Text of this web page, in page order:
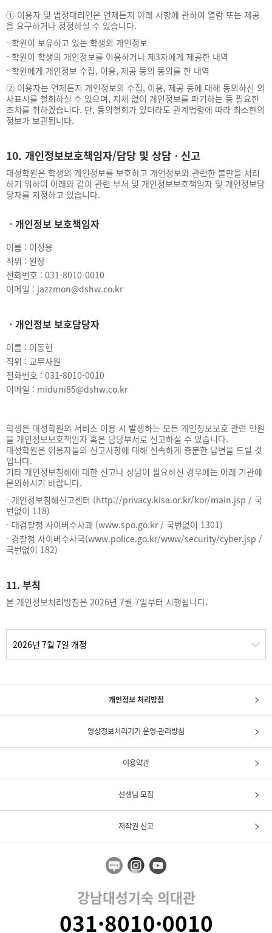
① 이용자 및 법정대리인은 언제든지 아래 사항에 관하여 열람 또는 제공
을 요구하거나 정정하실 수 있습니다.
- 학원이 보유하고 있는 학생의 개인정보
- 학원이 학생의 개인정보를 이용하거나 제3자에게 제공한 내역
- 학원에게 개인정보 수집, 이용, 제공 등의 동의를 한 내역
② 이용자는 언제든지 개인정보의 수집, 이용, 제공 등에 대해 동의하신 의
사표시를 철회하실 수 있으며, 지체 없이 개인정보를 파기하는 등 필요한
조치를 취하겠습니다. 단, 동의철회가 있더라도 관계법령에 따라 최소한의
정보가 보관됩니다.
10. 개인정보보호책임자/담당 및 상담ㆍ신고
대성학원은 학생의 개인정보를 보호하고 개인정보와 관련한 불만을 처리
하기 위하여 아래와 같이 관련 부서 및 개인정보보호책임자 및 개인정보담
당자를 지정하고 있습니다.
ㆍ개인정보 보호책임자
이름 : 이정용
직위 : 원장
전화번호 : 031-8010-0010
이메일 : jazzmon@dshw.co.kr
ㆍ개인정보 보호담당자
이름 : 이동현
직위 : 교무사원
전화번호 : 031-8010-0010
이메일 : miduni85@dshw.co.kr
학생은 대성학원의 서비스 이용 시 발생하는 모든 개인정보보호 관련 민원
을 개인정보보호책임자 혹은 담당부서로 신고하실 수 있습니다.
대성학원은 이용자들의 신고사항에 대해 신속하게 충분한 답변을 드릴 것
입니다.
기타 개인정보침해에 대한 신고나 상담이 필요하신 경우에는 아래 기관에
문의하시기 바랍니다.
- 개인정보침해신고센터 (http://privacy.kisa.or.kr/kor/main.jsp / 국
번없이 118)
- 대검찰청 사이버수사과 (www.spo.go.kr / 국번없이 1301)
- 경찰청 사이버수사국(www.police.go.kr/www/security/cyber.jsp /
국번없이 182)
11. 부칙
본 개인정보처리방침은 2026년 7월 7일부터 시행됩니다.
개인정보 처리방침
영상정보처리기기 운영·관리방침
이용약관
선생님 모집
저작권 신고
강남대성기숙 의대관
031·8010·0010